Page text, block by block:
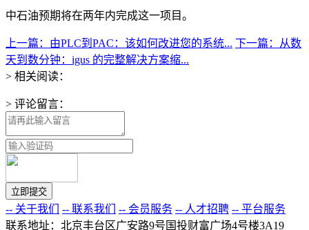
中石油预期将在两年内完成这一项目。
上一篇：由PLC到PAC：该如何改进您的系统... 下一篇：从数
天到数分钟：igus 的完整解决方案缩...
> 相关阅读：
> 评论留言：
-- 关于我们 -- 联系我们 -- 会员服务 -- 人才招聘 -- 平台服务
联系地址：北京丰台区广安路9号国投财富广场4号楼3A19